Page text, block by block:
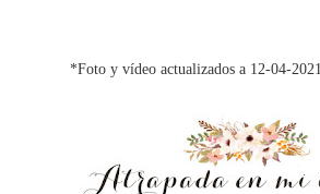
*Foto y vídeo actualizados a 12-04-2021